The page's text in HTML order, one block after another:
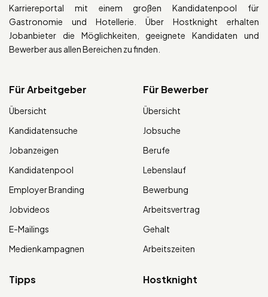
Karriereportal mit einem großen Kandidatenpool für
Gastronomie und Hotellerie. Über Hostknight erhalten
Jobanbieter die Möglichkeiten, geeignete Kandidaten und
Bewerber aus allen Bereichen zu finden.
Für Arbeitgeber
Übersicht
Kandidatensuche
Jobanzeigen
Kandidatenpool
Employer Branding
Jobvideos
E-Mailings
Medienkampagnen
Für Bewerber
Übersicht
Jobsuche
Berufe
Lebenslauf
Bewerbung
Arbeitsvertrag
Gehalt
Arbeitszeiten
Tipps Hostknight